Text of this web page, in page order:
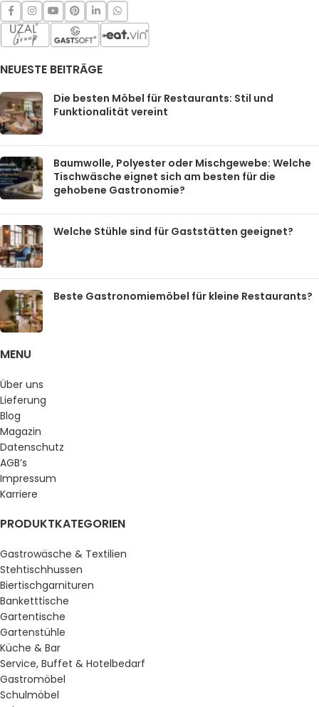
NEUESTE BEITRÄGE
Die besten Möbel für Restaurants: Stil und
Funktionalität vereint
Baumwolle, Polyester oder Mischgewebe: Welche
Tischwäsche eignet sich am besten für die
gehobene Gastronomie?
Welche Stühle sind für Gaststätten geeignet?
Beste Gastronomiemöbel für kleine Restaurants?
MENU
Über uns
Lieferung
Blog
Magazin
Datenschutz
AGB’s
Impressum
Karriere
PRODUKTKATEGORIEN
Gastrowäsche & Textilien
Stehtischhussen
Biertischgarnituren
Banketttische
Gartentische
Gartenstühle
Küche & Bar
Service, Buffet & Hotelbedarf
Gastromöbel
Schulmöbel